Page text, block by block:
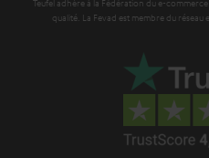
Teufel adhère à la Fédération du e-
qualité. La Fevad est membre du